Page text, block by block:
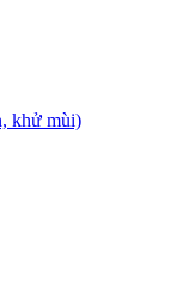
khử mùi)